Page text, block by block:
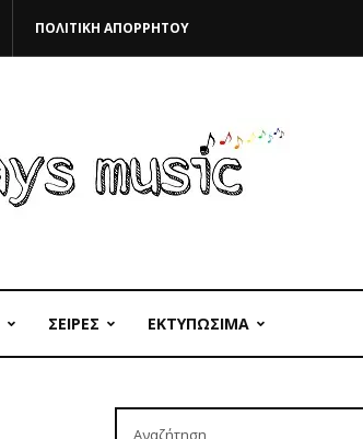
ΠΟΛΙΤΙΚΗ ΑΠΟΡΡΗΤΟΥ
ΣΕΙΡΕΣ ΕΚΤΥΠΩΣΙΜΑ